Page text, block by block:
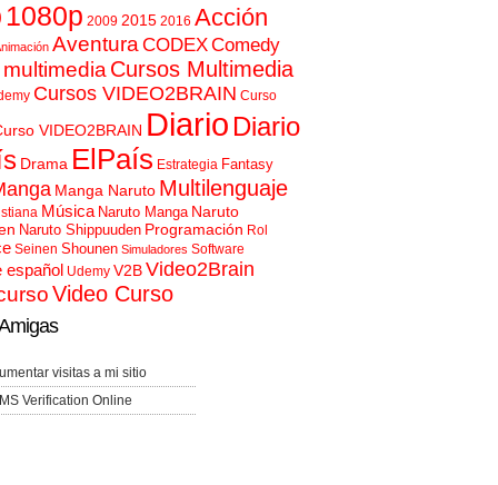
1080p 2009 2015 2016 Acción
AventuraCODEXComedy
Cursos Multimedia
Cursos VIDEO2BRAIN Curso
VIDEO2BRAIN Diario Diario
Drama ElPaís Estrategia Fantasy
Manga Naruto Multilenguaje
Música Naruto Manga Naruto
Naruto Shippuuden Programación Rol
Seinen Shounen Simuladores Software
español Udemy V2BVideo2Brain
Video Curso
visitas a mi sitio
Verification Online